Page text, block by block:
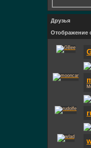
Друзья
Отображение